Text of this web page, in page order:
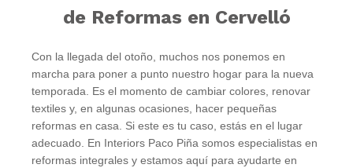
de Reformas en Cervelló
Con la llegada del otoño, muchos nos ponemos en
marcha para poner a punto nuestro hogar para la nueva
temporada. Es el momento de cambiar colores, renovar
textiles y, en algunas ocasiones, hacer pequeñas
reformas en casa. Si este es tu caso, estás en el lugar
adecuado. En Interiors Paco Piña somos especialistas en
reformas integrales y estamos aquí para ayudarte en